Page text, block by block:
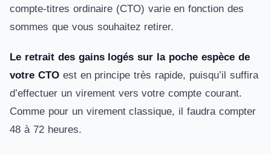
compte-titres ordinaire (CTO) varie en fonction des
sommes que vous souhaitez retirer.
Le retrait des gains logés sur la poche espèce de
votre CTO est en principe très rapide, puisqu’il suffira
d’effectuer un virement vers votre compte courant.
Comme pour un virement classique, il faudra compter
48 à 72 heures.